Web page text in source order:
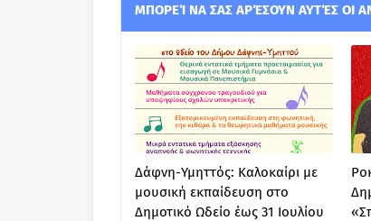
ΜΠΟΡΕΊ ΝΑ ΣΑΣ ΑΡΈΣΟΥΝ ΑΥΤΈΣ ΟΙ
Δάφνη-Υμηττός: Καλοκαίρι με
μουσική εκπαίδευση στο
Δημοτικό Ωδείο έως 31 Ιουλίου